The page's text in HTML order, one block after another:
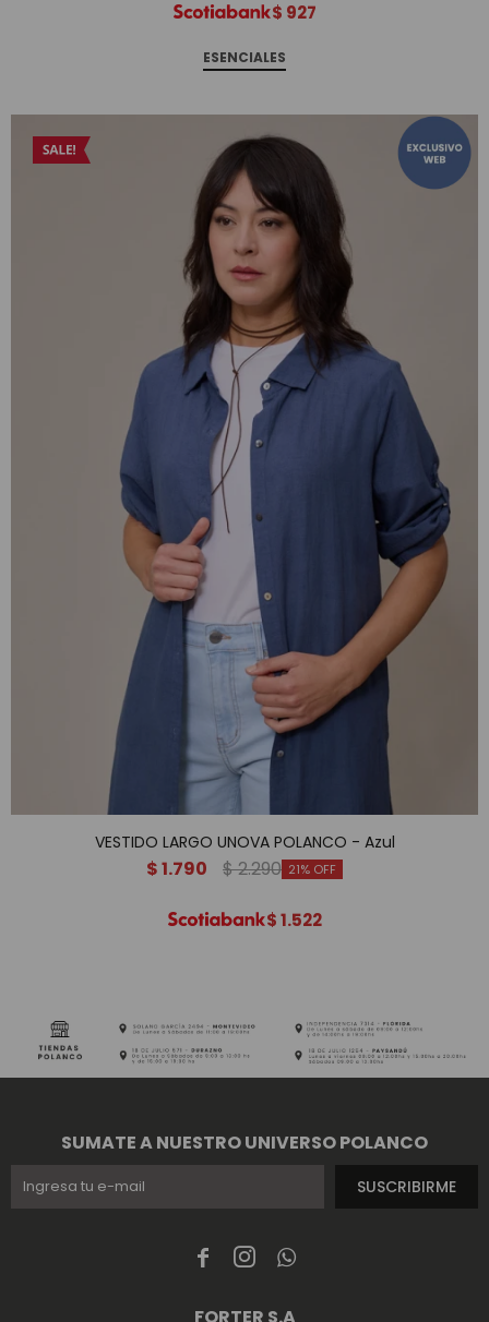
$ 927
ESENCIALES
VESTIDO LARGO UNOVA POLANCO - Azul
$1.790 $2.290 21
$1.522
  
SUMATE A NUESTRO UNIVERSO POLANCO
SUSCRIBIRME